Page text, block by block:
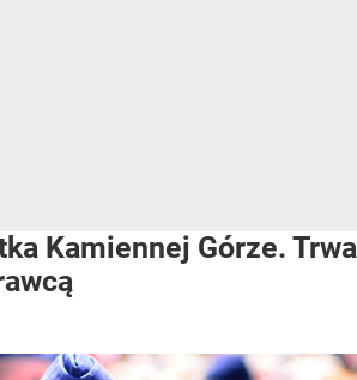
Kamiennej Górze. Trwa